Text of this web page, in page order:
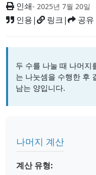
인쇄- 2025년 7월 20일
인용| 링크| 공유
두 수를 나눌 때 나머지
는 나눗셈을 수행한 후
남는 양입니다.
나머지 계산
계산 유형: